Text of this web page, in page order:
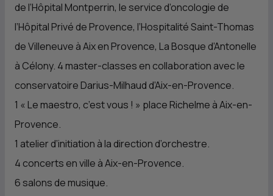
de l’Hôpital Montperrin, le service d’oncologie de
l’Hôpital Privé de Provence, l’Hospitalité Saint-Thomas
de Villeneuve à Aix en Provence, La Bosque d’Antonelle
à Célony. 4 master-classes en collaboration avec le
conservatoire Darius-Milhaud d’Aix-en-Provence.
1 « Le maestro, c’est vous ! » place Richelme à Aix-en-
Provence.
1 atelier d’initiation à la direction d’orchestre.
4 concerts en ville à Aix-en-Provence.
6 salons de musique.